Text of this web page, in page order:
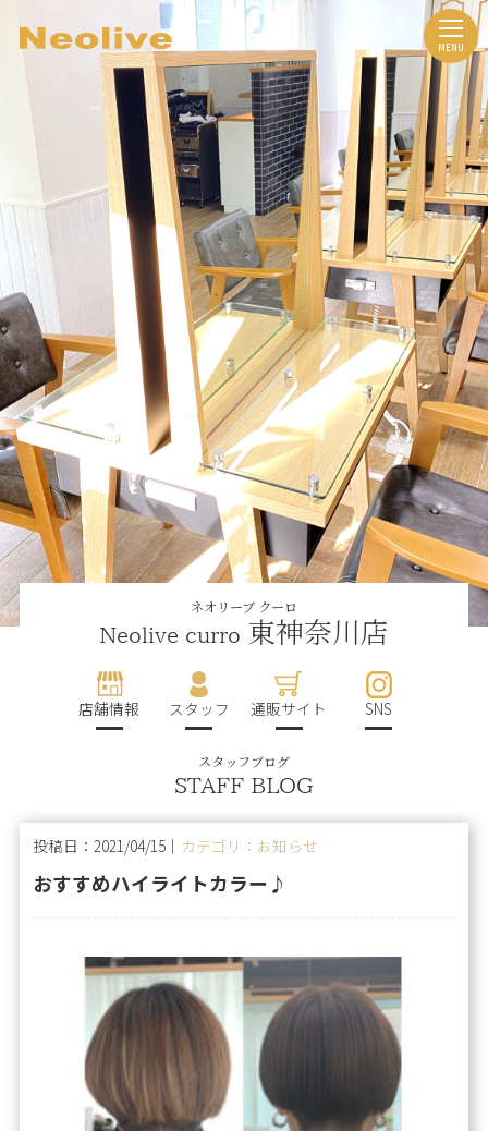
ネオリーブ クーロ
Neolive curro 東神奈川店
店舗情報 スタッフ 通販サイト SNS
スタッフブログ
STAFF BLOG
投稿日：2021/04/15｜ カテゴリ：お知らせ
おすすめハイライトカラー♪